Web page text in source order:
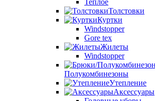
Теплое
Толстовки
Куртки
Windstopper
Gore tex
Жилеты
Windstopper
Полукомбинезоны
Утепление
Аксессуары